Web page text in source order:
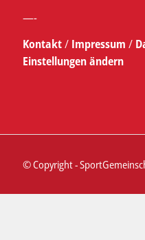
—-
Kontakt/ Impressum /
Einstellungen ändern
© Copyright -